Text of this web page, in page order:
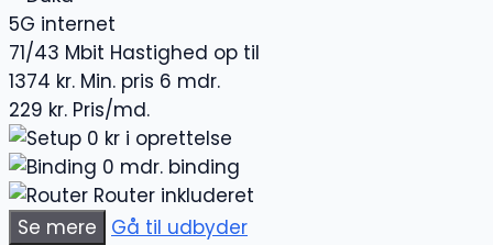
5G internet
71/43 Mbit Hastighed op til
1374 kr. Min. pris 6 mdr.
229 kr. Pris/md.
0 kr i oprettelse
0 mdr. binding
Router inkluderet
Se mere
Gå til udbyder